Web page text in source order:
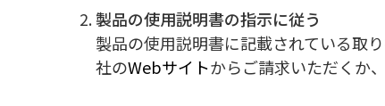
製品の使用説明書の指示に従う
製品の使用説明書に記載されている取
社のWebサイトからご請求いただくか